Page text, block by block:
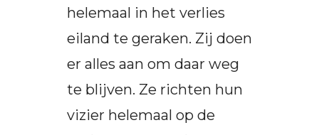
helemaal in het verlies
eiland te geraken. Zij doen
er alles aan om daar weg
te blijven. Ze richten hun
vizier helemaal op de